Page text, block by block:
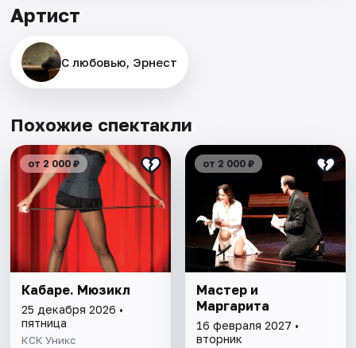
Артист
С любовью, Эрнест
Похожие спектакли
от 2 000 ₽
Кабаре. Мюзикл
25 декабря 2026 •
пятница
КСК Уникс
от 2 000 ₽
Мастер и
Маргарита
16 февраля 2027 •
вторник